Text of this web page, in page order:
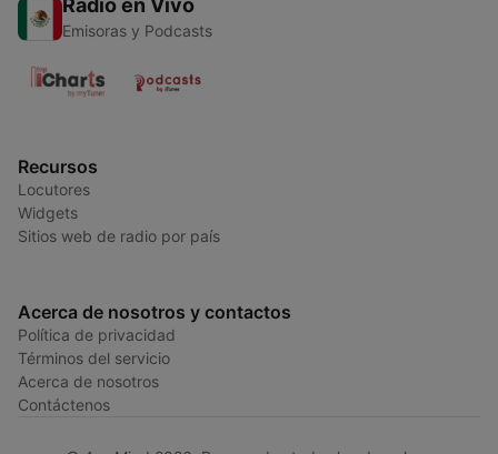
Radio en Vivo
Emisoras y Podcasts
Recursos
Locutores
Widgets
Sitios web de radio por país
Acerca de nosotros y contactos
Política de privacidad
Términos del servicio
Acerca de nosotros
Contáctenos